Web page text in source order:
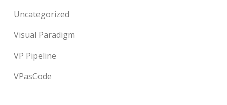
Uncategorized
Visual Paradigm
VP Pipeline
VPasCode